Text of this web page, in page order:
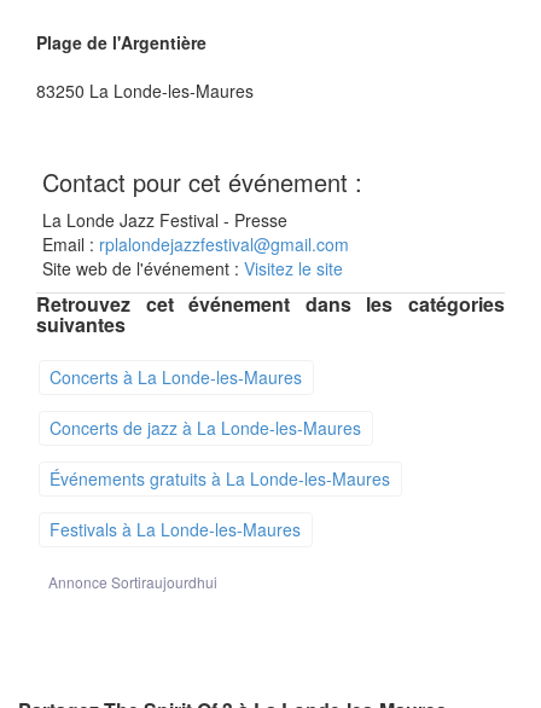
Plage de l'Argentière
83250 La Londe-les-Maures
Contact pour cet événement :
La Londe Jazz Festival - Presse
Email : rplalondejazzfestival@gmail.com
Site web de l'événement : Visitez le site
Retrouvez cet événement dans les catégories
suivantes
Concerts à La Londe-les-Maures
Concerts de jazz à La Londe-les-Maures
Événements gratuits à La Londe-les-Maures
Festivals à La Londe-les-Maures
Annonce Sortiraujourdhui